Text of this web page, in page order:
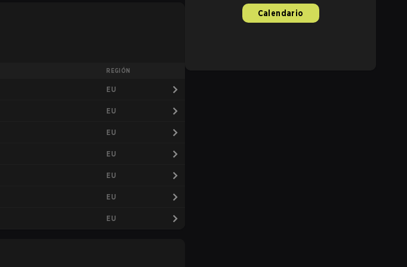
REGIÓN
EU
EU
EU
EU
EU
EU
EU
Calendario